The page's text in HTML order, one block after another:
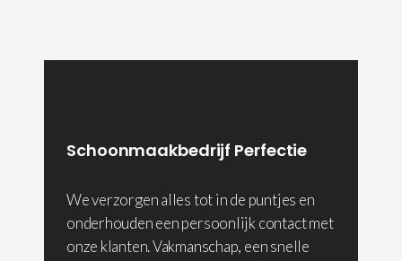
Schoonmaakbedrijf Perfectie
We verzorgen alles tot in de puntjes en
onderhouden een persoonlijk contact met
onze klanten. Vakmanschap, een snelle